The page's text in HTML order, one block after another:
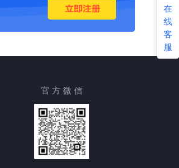
在
线
客
服
官 方 微 信